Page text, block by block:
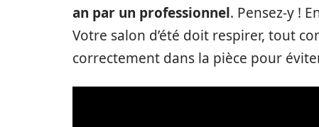
an par un professionnel. Pensez-y !
Votre salon d’été doit respirer, tout
correctement dans la pièce pour